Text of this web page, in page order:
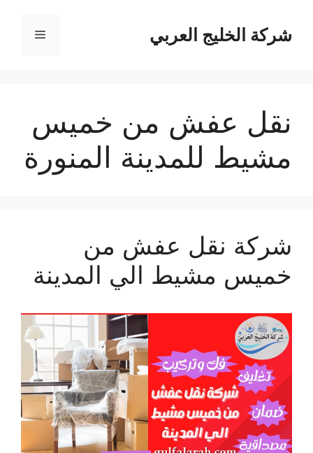
المحتوىشركة الخليج العربي القائمة
نقل عفش من خميس
مشيط للمدينة المنورة
شركة نقل عفش من
خميس مشيط الي المدينة